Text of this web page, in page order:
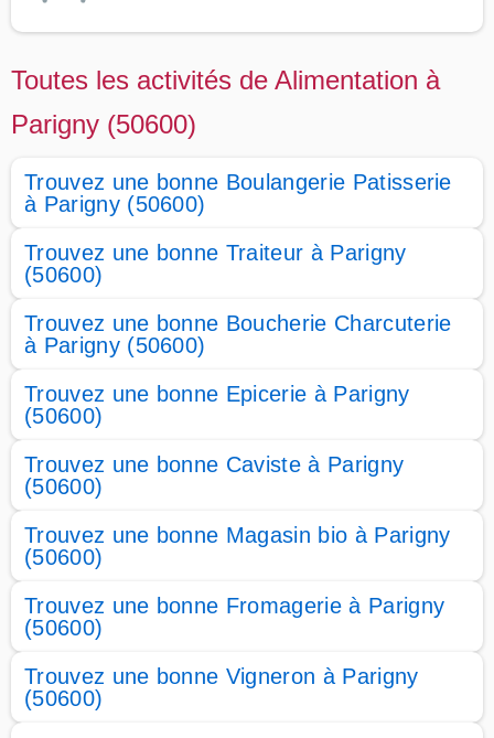
Toutes les activités de Alimentation à
Parigny (50600)
Trouvez une bonne Boulangerie Patisserie
à Parigny (50600)
Trouvez une bonne Traiteur à Parigny
(50600)
Trouvez une bonne Boucherie Charcuterie
à Parigny (50600)
Trouvez une bonne Epicerie à Parigny
(50600)
Trouvez une bonne Caviste à Parigny
(50600)
Trouvez une bonne Magasin bio à Parigny
(50600)
Trouvez une bonne Fromagerie à Parigny
(50600)
Trouvez une bonne Vigneron à Parigny
(50600)